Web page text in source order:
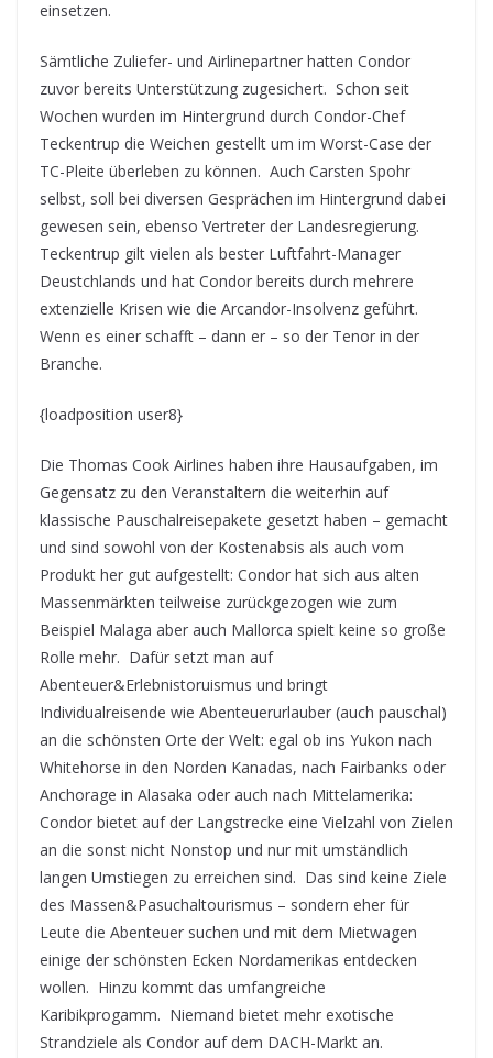
einsetzen.
Sämtliche Zuliefer- und Airlinepartner hatten Condor
zuvor bereits Unterstützung zugesichert. Schon seit
Wochen wurden im Hintergrund durch Condor-Chef
Teckentrup die Weichen gestellt um im Worst-Case der
TC-Pleite überleben zu können. Auch Carsten Spohr
selbst, soll bei diversen Gesprächen im Hintergrund dabei
gewesen sein, ebenso Vertreter der Landesregierung.
Teckentrup gilt vielen als bester Luftfahrt-Manager
Deustchlands und hat Condor bereits durch mehrere
extenzielle Krisen wie die Arcandor-Insolvenz geführt.
Wenn es einer schafft – dann er – so der Tenor in der
Branche.
{loadposition user8}
Die Thomas Cook Airlines haben ihre Hausaufgaben, im
Gegensatz zu den Veranstaltern die weiterhin auf
klassische Pauschalreisepakete gesetzt haben – gemacht
und sind sowohl von der Kostenabsis als auch vom
Produkt her gut aufgestellt: Condor hat sich aus alten
Massenmärkten teilweise zurückgezogen wie zum
Beispiel Malaga aber auch Mallorca spielt keine so große
Rolle mehr. Dafür setzt man auf
Abenteuer&Erlebnistoruismus und bringt
Individualreisende wie Abenteuerurlauber (auch pauschal)
an die schönsten Orte der Welt: egal ob ins Yukon nach
Whitehorse in den Norden Kanadas, nach Fairbanks oder
Anchorage in Alasaka oder auch nach Mittelamerika:
Condor bietet auf der Langstrecke eine Vielzahl von Zielen
an die sonst nicht Nonstop und nur mit umständlich
langen Umstiegen zu erreichen sind. Das sind keine Ziele
des Massen&Pasuchaltourismus – sondern eher für
Leute die Abenteuer suchen und mit dem Mietwagen
einige der schönsten Ecken Nordamerikas entdecken
wollen. Hinzu kommt das umfangreiche
Karibikprogamm. Niemand bietet mehr exotische
Strandziele als Condor auf dem DACH-Markt an.